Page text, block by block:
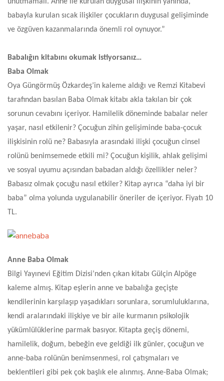
babayla kurulan sıcak ilişkiler çocukların duygusal gelişiminde
ve özgüven kazanmalarında önemli rol oynuyor.”
Babalığın kitabını okumak istiyorsanız…
Baba Olmak
Oya Güngörmüş Özkardeş’in kaleme aldığı ve Remzi Kitabevi
tarafından basılan Baba Olmak kitabı akla takılan bir çok
sorunun cevabını içeriyor. Hamilelik döneminde babalar neler
yaşar, nasıl etkilenir? Çocuğun zihin gelişiminde baba-çocuk
ilişkisinin rolü ne? Babasıyla arasındaki ilişki çocuğun cinsel
rolünü benimsemede etkili mi? Çocuğun kişilik, ahlak gelişimi
ve sosyal uyumu açısından babadan aldığı özellikler neler?
Babasız olmak çocuğu nasıl etkiler? Kitap ayrıca “daha iyi bir
baba” olma yolunda uygulanabilir öneriler de içeriyor. Fiyatı 10
TL.
Anne Baba Olmak
Bilgi Yayınevi Eğitim Dizisi’nden çıkan kitabı Gülçin Alpöge
kaleme almış. Kitap eşlerin anne ve babalığa geçişte
kendilerinin karşılaşıp yaşadıkları sorunlara, sorumluluklarına,
kendi aralarındaki ilişkiye ve bir aile kurmanın psikolojik
yükümlülüklerine parmak basıyor. Kitapta geçiş dönemi,
hamilelik, doğum, bebeğin eve geldiği ilk günler, çocuğun ve
anne-baba rolünün benimsenmesi, rol çatışmaları ve
beklentileri gibi pek çok başlık ele alınmış. Anne-Baba Olmak;